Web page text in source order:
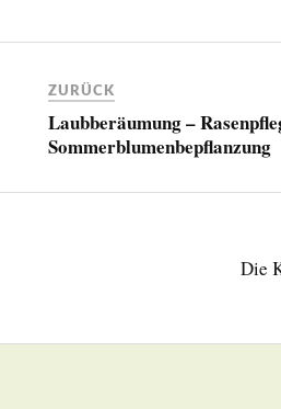
ZURÜCK
Laubberäumung –
Sommerblumenbepflanzung
Die